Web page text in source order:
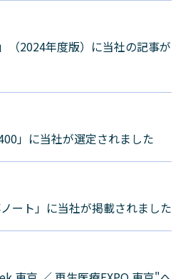
（2024年度版）に当社の記事が
」に当社が選定されました
ート」に当社が掲載されました